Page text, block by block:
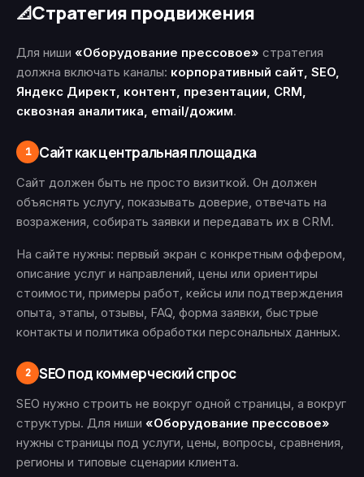
📐Стратегия продвижения
Для ниши «Оборудование прессовое» стратегия
должна включать каналы: корпоративный сайт, SEO,
Яндекс Директ, контент, презентации, CRM,
сквозная аналитика, email/дожим.
1 Сайт как центральная площадка
Сайт должен быть не просто визиткой. Он должен
объяснять услугу, показывать доверие, отвечать на
возражения, собирать заявки и передавать их в CRM.
На сайте нужны: первый экран с конкретным оффером,
описание услуг и направлений, цены или ориентиры
стоимости, примеры работ, кейсы или подтверждения
опыта, этапы, отзывы, FAQ, форма заявки, быстрые
контакты и политика обработки персональных данных.
2 SEO под коммерческий спрос
SEO нужно строить не вокруг одной страницы, а вокруг
структуры. Для ниши «Оборудование прессовое»
нужны страницы под услуги, цены, вопросы, сравнения,
регионы и типовые сценарии клиента.